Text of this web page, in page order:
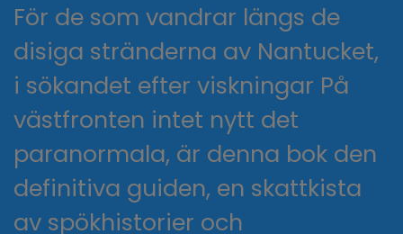
För de som vandrar längs de
disiga stränderna av Nantucket,
i sökandet efter viskningar På
västfronten intet nytt det
paranormala, är denna bok den
definitiva guiden, en skattkista
av spökhistorier och